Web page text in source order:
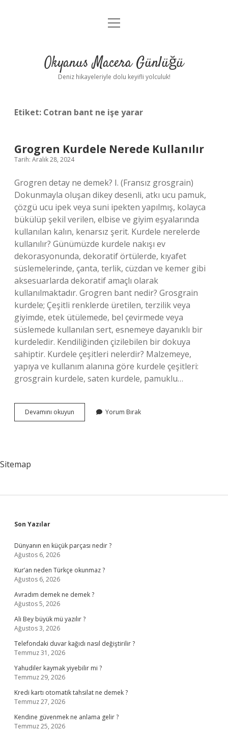
Anasayfa
Yasal Uyarı
menüyü
Okyanus Macera Günlüğü
Deniz hikayeleriyle dolu keyifli yolculuk!
Etiket: Cotran bant ne işe yarar
Grogren Kurdele Nerede Kullanılır
Tarih: Aralık 28, 2024
Grogren detay ne demek? I. (Fransız grosgrain)
Dokunmayla oluşan dikey desenli, atkı ucu pamuk,
çözgü ucu ipek veya suni ipekten yapılmış, kolayca
bükülüp şekil verilen, elbise ve giyim eşyalarında
kullanılan kalın, kenarsız şerit. Kurdele nerelerde
kullanılır? Günümüzde kurdele nakışı ev
dekorasyonunda, dekoratif örtülerde, kıyafet
süslemelerinde, çanta, terlik, cüzdan ve kemer gibi
aksesuarlarda dekoratif amaçlı olarak
kullanılmaktadır. Grogren bant nedir? Grosgrain
kurdele; Çeşitli renklerde üretilen, terzilik veya
giyimde, etek ütülemede, bel çevirmede veya
süslemede kullanılan sert, esnemeye dayanıklı bir
kurdeledir. Kendiliğinden çizilebilen bir dokuya
sahiptir. Kurdele çeşitleri nelerdir? Malzemeye,
yapıya ve kullanım alanına göre kurdele çeşitleri:
grosgrain kurdele, saten kurdele, pamuklu…
Devamını okuyun Grogren
Kurdele
Yorum Bırak
Sitemap
Sidebar
Son Yazılar
Dünyanın en küçük parçası nedir ?
Ağustos 6, 2026
Kur’an neden Türkçe okunmaz ?
Ağustos 6, 2026
Avradım demek ne demek ?
Ağustos 5, 2026
Ali Bey büyük mü yazılır ?
Ağustos 3, 2026
Telefondaki duvar kağıdı nasıl değiştirilir ?
Temmuz 31, 2026
Yahudiler kaymak yiyebilir mi ?
Temmuz 29, 2026
Kredi kartı otomatik tahsilat ne demek ?
Temmuz 27, 2026
Kendine güvenmek ne anlama gelir ?
Temmuz 25, 2026